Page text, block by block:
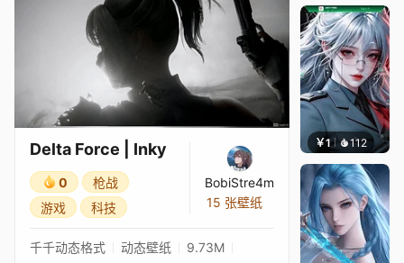
Delta Force | Inky
0
枪战
游戏
科技
BobiStre4m
15 张壁纸
千千动态格式 动态壁纸
9.73M
￥1 112 宅婳氏